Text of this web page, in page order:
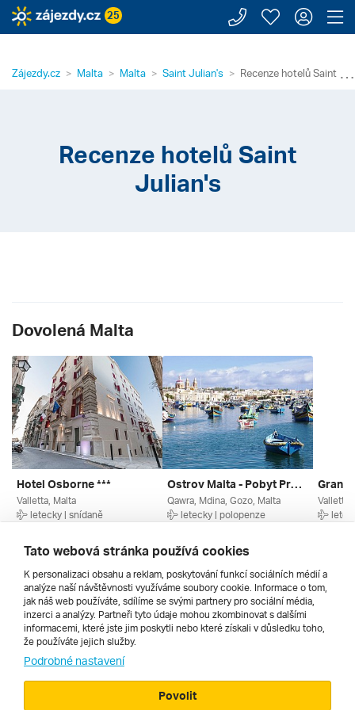
25 Zavolejte
Moje
⋯
Zájezdy.cz Malta Malta Saint Julian's Recenze hotelů Saint
Recenze hotelů Saint
Julian's
Dovolená Malta
Hotel Osborne ***
Valletta, Malta
letecky | snídaně
26 159 Kč
Ostrov Malta - Pobyt Pro Klienty 55+ ****
Qawra, Mdina, Gozo, Malta
letecky | polopenze
27 990 Kč
Valletta,
Všechny
Cestopisy
Tato webová stránka používá cookies
K personalizaci obsahu a reklam, poskytování funkcí sociálních médií a
analýze naší návštěvnosti využíváme soubory cookie. Informace o tom,
jak náš web používáte, sdílíme se svými partnery pro sociální média,
inzerci a analýzy. Partneři tyto údaje mohou zkombinovat s dalšími
informacemi, které jste jim poskytli nebo které získali v důsledku toho,
že používáte jejich služby.
Podrobné nastavení
Povolit